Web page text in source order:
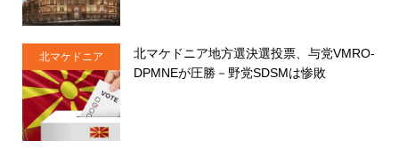
北マケドニア
北マケドニア地方選決選投票、与党VMRO-
DPMNEが圧勝－野党SDSMは惨敗